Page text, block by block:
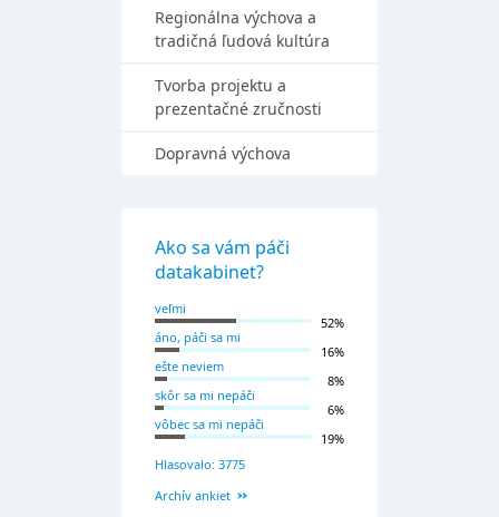
Regionálna výchova a
tradičná ľudová kultúra
Tvorba projektu a
prezentačné zručnosti
Dopravná výchova
Ako sa vám páči
datakabinet?
veľmi
52%
áno, páči sa mi
16%
ešte neviem
8%
skôr sa mi nepáči
6%
vôbec sa mi nepáči
19%
Hlasovalo: 3775
Archív ankiet